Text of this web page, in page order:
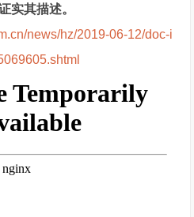
实其描述。
news/hz/2019-06-12/doc-i